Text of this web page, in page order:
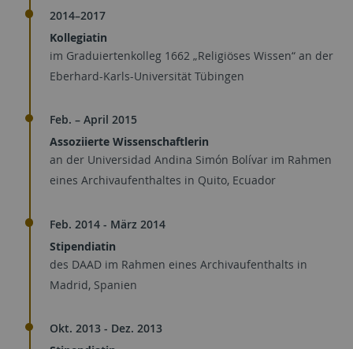
2014–2017
Kollegiatin
im Graduiertenkolleg 1662 „Religiöses Wissen“ an der
Eberhard-Karls-Universität Tübingen
Feb. – April 2015
Assoziierte Wissenschaftlerin
an der Universidad Andina Simón Bolívar im Rahmen
eines Archivaufenthaltes in Quito, Ecuador
Feb. 2014 - März 2014
Stipendiatin
des DAAD im Rahmen eines Archivaufenthalts in
Madrid, Spanien
Okt. 2013 - Dez. 2013